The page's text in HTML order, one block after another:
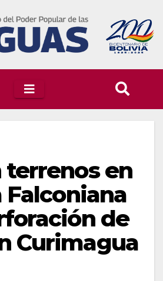
terrenos en
Falconiana
de
Curimagua